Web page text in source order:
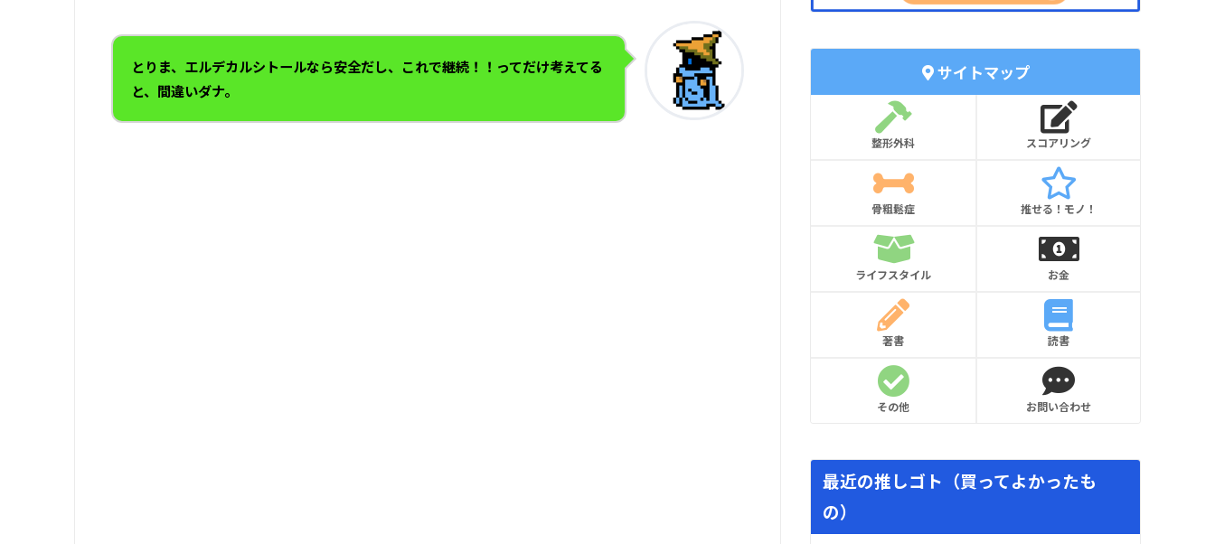
とりま、エルデカルシトールなら安全だし、これで継続！！ってだけ考えてる
と、間違いダナ。
サイトマップ
整形外科 スコアリング
骨粗鬆症 推せる！モノ！
ライフスタイル お金
著書 読書
その他 お問い合わせ
最近の推しゴト（買ってよかったも
の）